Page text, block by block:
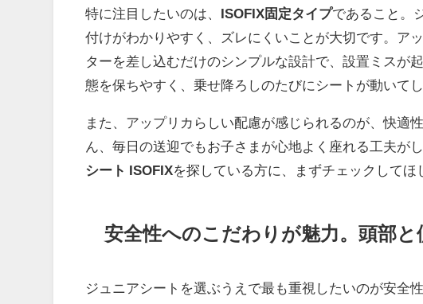
特に注目したいのは、 ISOFIX固定タイプであること。
付けがわかりやすく、ズレにくいことが大切です。ア
ターを差し込むだけのシンプルな設計で、設置ミスが
態を保ちやすく、乗せ降ろしのたびにシートが動いて
また、アップリカらしい配慮が感じられるのが、快適
ん、毎日の送迎でもお子さまが心地よく座れる工夫が
シート ISOFIXを探している方に、まずチェックしてほ
安全性へのこだわりが魅力。頭部
ジュニアシートを選ぶうえで最も重視したいのが安全